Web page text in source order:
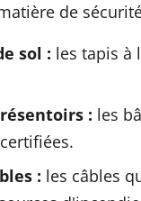
de
sol : les tapis à
: les
: les câbles